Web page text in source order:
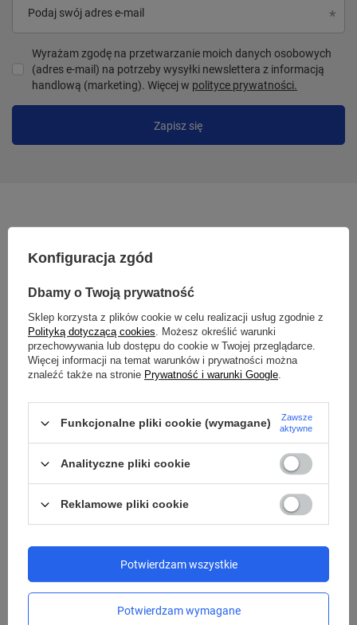
Podaj swój adres e-mail
Wyrażam zgodę na przetwarzanie moich danych osobowych
(adres e-mail) na potrzeby wysyłki newslettera z informacją
handlową (marketing). Więcej w polityce prywatności.
Zapisz się
515 100 008
sklep@niedajsieokrasc.pl
Red Bird Sp. z o.o.,
94-250 Łódź
Konfiguracja zgód
Dbamy o Twoją prywatność
Sklep korzysta z plików cookie w celu realizacji usług zgodnie z
Polityką dotyczącą cookies. Możesz określić warunki
przechowywania lub dostępu do cookie w Twojej przeglądarce.
Więcej informacji na temat warunków i prywatności można
znaleźć także na stronie Prywatność i warunki Google.
Funkcjonalne pliki cookie (wymagane)
Zawsze
aktywne
Analityczne pliki cookie
Reklamowe pliki cookie
Potwierdzam wymagane
Potwierdzam wszystkie